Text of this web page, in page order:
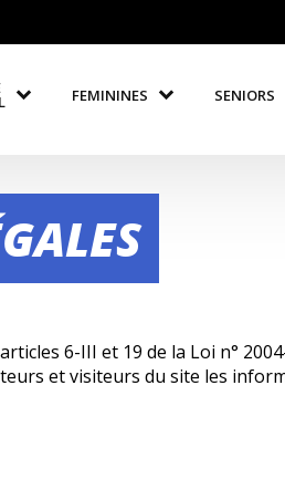
FEMININES SENIORS
6-III et 19 de la Loi n°
et visiteurs du site les